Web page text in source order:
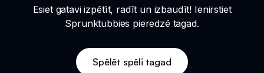
Esiet gatavi izpētīt, radīt un izbaudīt! Ienirstiet
Sprunktubbies pieredzē tagad.
Spēlēt spēli tagad